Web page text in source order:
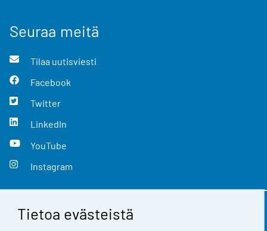
Tietoa evästeistä
Seuraa meitä
Tilaa uutisviesti
Facebook
Twitter
LinkedIn
YouTube
Instagram
Yhteystiedot